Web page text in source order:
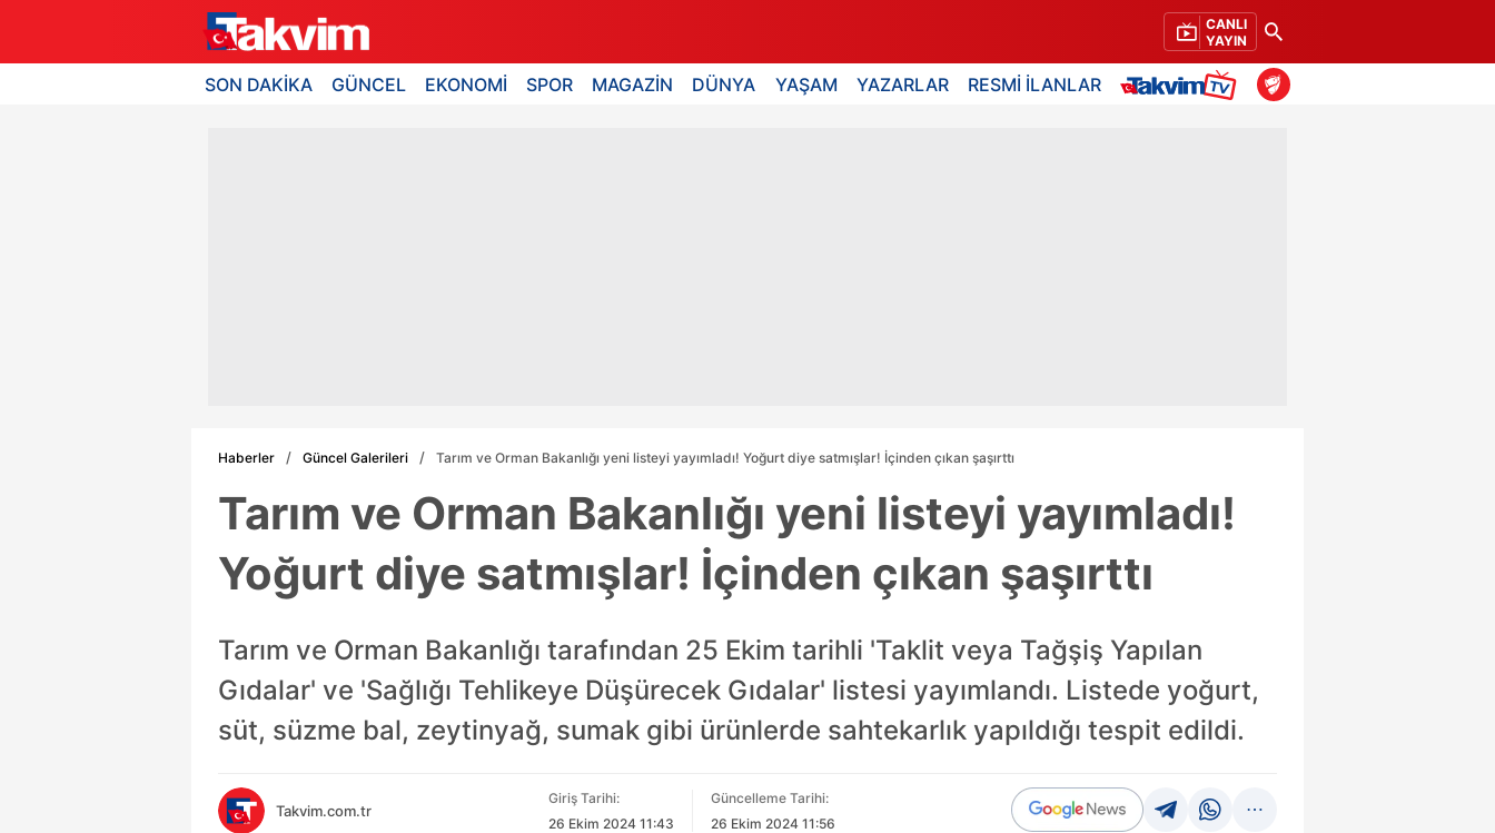
CANLI
YAYIN
SON DAKİKA GÜNCEL EKONOMİ SPOR MAGAZİN DÜNYA YAŞAM YAZARLAR RESMİ İLANLAR
Haberler Güncel Galerileri Tarım ve Orman Bakanlığı yeni listeyi yayımladı! Yoğurt diye satmışlar! İçinden çıkan şaşırttı
Tarım ve Orman Bakanlığı yeni listeyi yayımladı!
Yoğurt diye satmışlar! İçinden çıkan şaşırttı
Tarım ve Orman Bakanlığı tarafından 25 Ekim tarihli 'Taklit veya Tağşiş Yapılan
Gıdalar' ve 'Sağlığı Tehlikeye Düşürecek Gıdalar' listesi yayımlandı. Listede yoğurt,
süt, süzme bal, zeytinyağ, sumak gibi ürünlerde sahtekarlık yapıldığı tespit edildi.
Takvim.com.tr
Giriş Tarihi:
26 Ekim 2024 11:43
Güncelleme Tarihi:
26 Ekim 2024 11:56